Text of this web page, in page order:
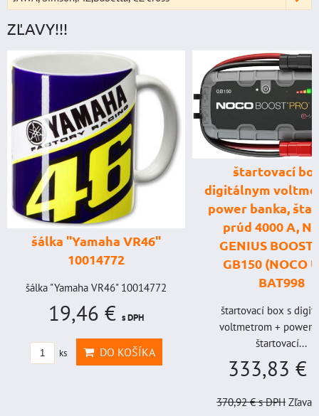
ZĽAVY!!!
šálka "Yamaha VR46"
10014772
šálka "Yamaha VR46" 10014772
19,46 € s DPH
ks DO KOŠÍKA
štartovací
digitálnym
power banka,
prúd 4000 A,
GENIUS BOOST
GB150 (NOCO
BAT998
štartovací box s
voltmetrom + power
štartovací...
333,83 €
370,92 €s DPH Zľava